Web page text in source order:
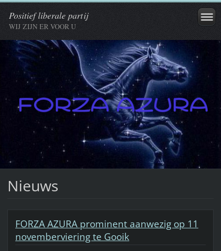
Positief liberale partij
WIJ ZIJN ER VOOR U
Nieuws
FORZA AZURA prominent aanwezig op 11
novemberviering te Gooik